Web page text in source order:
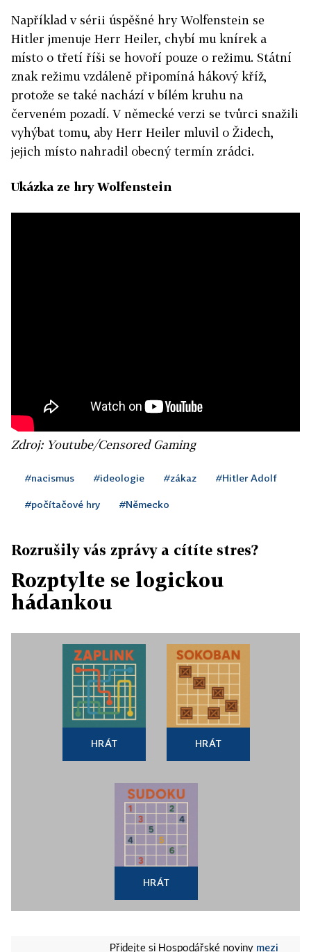
Například v sérii úspěšné hry Wolfenstein se
Hitler jmenuje Herr Heiler, chybí mu knírek a
místo o třetí říši se hovoří pouze o režimu. Státní
znak režimu vzdáleně připomíná hákový kříž,
protože se také nachází v bílém kruhu na
červeném pozadí. V německé verzi se tvůrci snažili
vyhýbat tomu, aby Herr Heiler mluvil o Židech,
jejich místo nahradil obecný termín zrádci.
Ukázka ze hry Wolfenstein
Zdroj: Youtube/Censored Gaming
#nacismus #ideologie #zákaz #Hitler Adolf
#počítačové hry #Německo
Rozrušily vás zprávy a cítíte stres?
Rozptylte se logickou
hádankou
HRÁT HRÁT
HRÁT
Přidejte si Hospodářské noviny mezi